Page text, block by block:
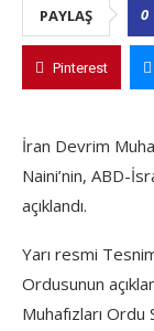
PAYLAŞ 0
Pinterest
İran Devrim
Naini’nin, ABD-
açıklandı.
Yarı resmi
Ordusunun
Muhafızları